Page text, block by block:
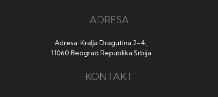
ADRESA
Adresa: Kralja Dragutina 2-4,
11060 Beograd Republika Srbija
KONTAKT